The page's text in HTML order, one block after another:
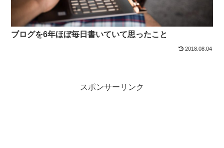
ブログを6年ほぼ毎日書いていて思ったこと
2018.08.04
スポンサーリンク